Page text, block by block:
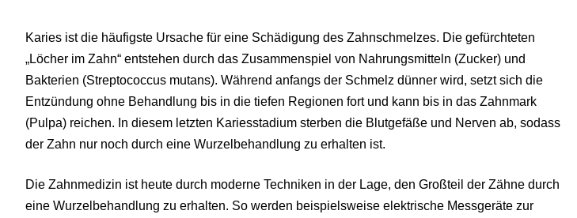
Karies ist die häufigste Ursache für eine Schädigung des Zahnschmelzes. Die gefürchteten
„Löcher im Zahn“ entstehen durch das Zusammenspiel von Nahrungsmitteln (Zucker) und
Bakterien (Streptococcus mutans). Während anfangs der Schmelz dünner wird, setzt sich die
Entzündung ohne Behandlung bis in die tiefen Regionen fort und kann bis in das Zahnmark
(Pulpa) reichen. In diesem letzten Kariesstadium sterben die Blutgefäße und Nerven ab, sodass
der Zahn nur noch durch eine Wurzelbehandlung zu erhalten ist.
Die Zahnmedizin ist heute durch moderne Techniken in der Lage, den Großteil der Zähne durch
eine Wurzelbehandlung zu erhalten. So werden beispielsweise elektrische Messgeräte zur